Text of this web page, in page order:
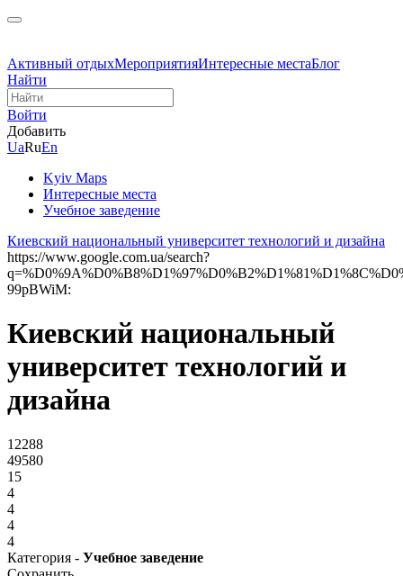
Активный отдыхМероприятияИнтересные местаБлог
Найти
Войти
Добавить
UaRuEn
Kyiv Maps
Интересные места
Учебное заведение
Киевский национальный университет технологий и дизайна
https://www.google.com.ua/search?
99pBWiM:
Киевский национальный
университет технологий и
дизайна
12288
49580
15
4
4
4
4
Категория - Учебное заведение